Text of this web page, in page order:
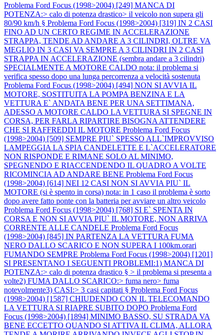
Problema Ford Focus (1998>2004) [249] MANCA DI
POTENZA:> calo di potenza drastico> il veicolo non supera gli
80/90 km/h § Problema Ford Focus (1998>2004) [319] IN 2 CASI
FINO AD UN CERTO REGIME IN ACCELERAZIONE
STRAPPA, TENDE AD ANDARE A 3 CILINDRI, OLTRE VA
MEGLIO IN 3 CASI VA SEMPRE A 3 CILINDRI IN 2 CASI
STRAPPA IN ACCELERAZIONE (sembra andare a 3 cilindri)
SPECIALMENTE A MOTORE CALDO nota: il problema si
verifica spesso dopo una lunga percorrenza a velocità sostenuta
Problema Ford Focus (1998>2004) [494] NON SI AVVIA IL
MOTORE, SOSTITUITA LA POMPA BENZINA E LA
VETTURA E` ANDATA BENE PER UNA SETTIMANA,
ADESSO A MOTORE CALDO LA VETTURA SI SPEGNE IN
CORSA, PER FARLA RIPARTIRE BISOGNA ATTENDERE
CHE SI RAFFREDDI IL MOTORE Problema Ford Focus
(1998>2004) [509] SEMPRE PIU` SPESSO ALL`IMPROVVISO
LAMPEGGIA LA SPIA CANDELETTE E L`ACCELERATORE
NON RISPONDE E RIMANE SOLO AL MINIMO,
SPEGNENDO E RIACCENDENDO IL QUADRO A VOLTE
RICOMINCIA AD ANDARE BENE Problema Ford Focus
(1998>2004) [614] NEI 12 CASI NON SI AVVIA PIU` IL
MOTORE (si è spento in corsa) nota: in 1 caso il problema è sorto
dopo avere fatto ponte con la batteria per avviare un altro veicolo
Problema Ford Focus (1998>2004) [768] SI E` SPENTA IN
CORSA E NON SI AVVIA PIU` IL MOTORE, NON ARRIVA
CORRENTE ALLE CANDELE Problema Ford Focus
(1998>2004) [845] IN PARTENZA LA VETTURA FUMA
NERO DALLO SCARICO E NON SUPERA I 100km.orari
FUMANDO SEMPRE Problema Ford Focus (1998>2004) [1201]
SI PRESENTANO I SEGUENTI PROBLEMI:1) MANCA DI
POTENZA:> calo di potenza drastico § > il problema si presenta a
volte2) FUMA DALLO SCARICO:> fuma nero> fuma
notevolmente3) CASI:> 3 casi capitati § Problema Ford Focus
(1998>2004) [1587] CHIUDENDO CON IL TELECOMANDO
LA VETTURA SI RIAPRE SUBITO DOPO Problema Ford
Focus (1998>2004) [1894] MINIMO BASSO, SU STRADA VA
BENE ECCETTO QUANDO SI ATTIVA IL CLIMA, ALLORA